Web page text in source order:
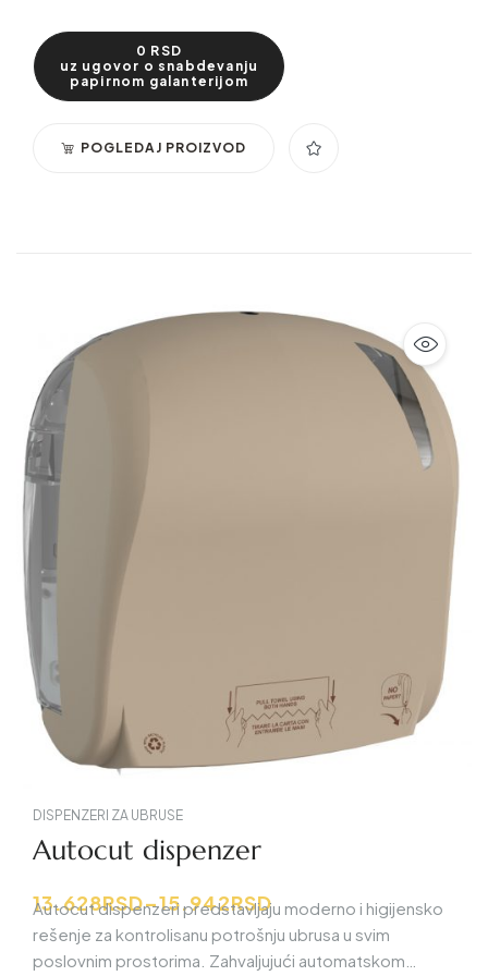
0 RSD
uz ugovor o snabdevanju
papirnom galanterijom
POGLEDAJ PROIZVOD
DISPENZERI ZA UBRUSE
Autocut dispenzer
13.628RSD–15.942RSD
Autocut dispenzeripredstavljaju moderno i higijensko
rešenje za kontrolisanu potrošnju ubrusa u svim
poslovnim prostorima. Zahvaljujući automatskom